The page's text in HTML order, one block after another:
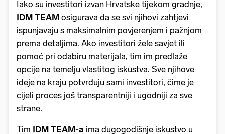
Iako su investitori izvan Hrvatske tijekom gradnje,
IDM TEAM osigurava da se svi njihovi zahtjevi
ispunjavaju s maksimalnim povjerenjem i pažnjom
prema detaljima. Ako investitori žele savjet ili
pomoć pri odabiru materijala, tim im predlaže
opcije na temelju vlastitog iskustva. Sve njihove
ideje na kraju potvrđuju sami investitori, čime je
cijeli proces još transparentniji i ugodniji za sve
strane.
Tim IDM TEAM-a ima dugogodišnje iskustvo u